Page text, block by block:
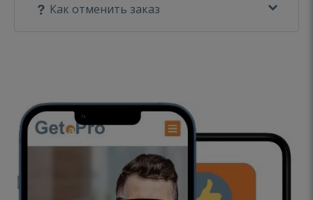
Как отменить заказ